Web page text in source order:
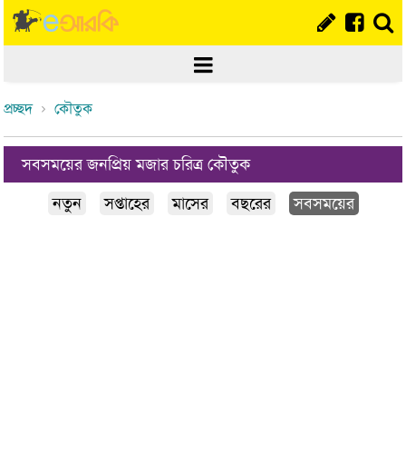
প্রচ্ছদ কৌতুক
সবসময়ের জনপ্রিয় মজার চরিত্র কৌতুক
নতুন
সপ্তাহের মাসের বছরের সবসময়ের